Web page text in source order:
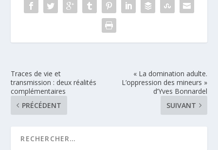
Traces de vie et
transmission : deux réalités
complémentaires
PRÉCÉDENT
« La domination adulte.
L’oppression des mineurs »
d’Yves Bonnardel
SUIVANT